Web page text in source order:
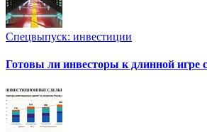
Спецвыпуск: инвестиции
Готовы ли инвесторы к длинной игре